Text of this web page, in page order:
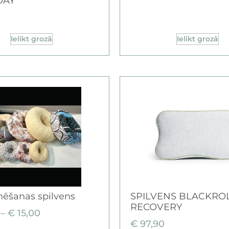
Ielikt grozā Ielikt grozā
spilvens
– € 15,00
SPILVENS
RECOVERY
€ 97,90